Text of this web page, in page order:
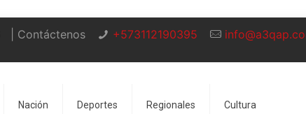
| Contáctenos +573112190395
Nación Deportes Regionales Cultura